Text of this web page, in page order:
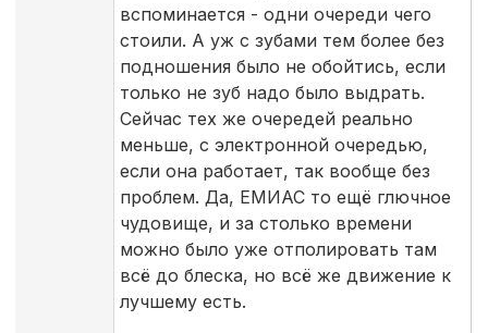
вспоминается - одни очереди чего
стоили. А уж с зубами тем более без
подношения было не обойтись, если
только не зуб надо было выдрать.
Сейчас тех же очередей реально
меньше, с электронной очередью,
если она работает, так вообще без
проблем. Да, ЕМИАС то ещё глючное
чудовище, и за столько времени
можно было уже отполировать там
всё до блеска, но всё же движение к
лучшему есть.